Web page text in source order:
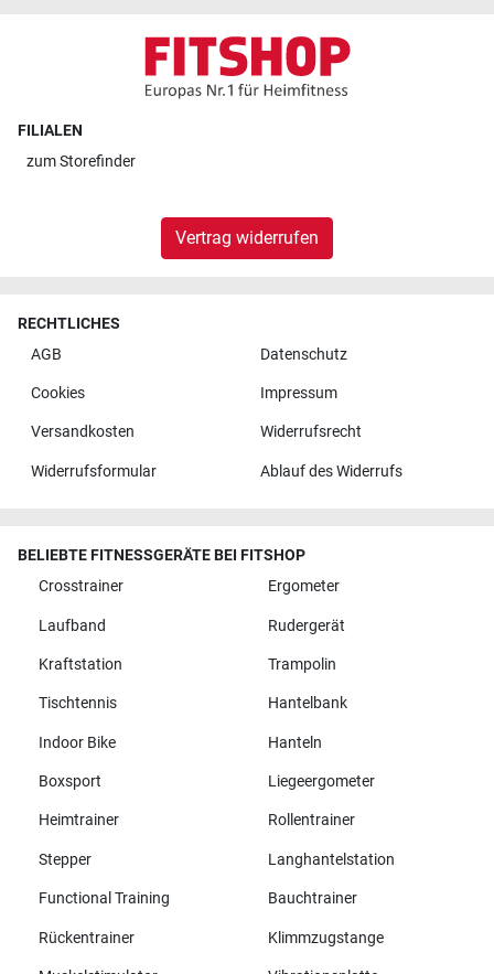
FILIALEN
zumStorefinder
Vertrag widerrufen
RECHTLICHES
AGB
Datenschutz
Cookies Impressum
Versandkosten Widerrufsrecht
Widerrufsformular Ablauf des Widerrufs
BELIEBTE FITNESSGERÄTE BEI FITSHOP
Crosstrainer
Ergometer
Laufband Rudergerät
Kraftstation Trampolin
Tischtennis Hantelbank
Indoor Bike Hanteln
Boxsport Liegeergometer
Heimtrainer Rollentrainer
Stepper Langhantelstation
Functional Training Bauchtrainer
Rückentrainer Klimmzugstange